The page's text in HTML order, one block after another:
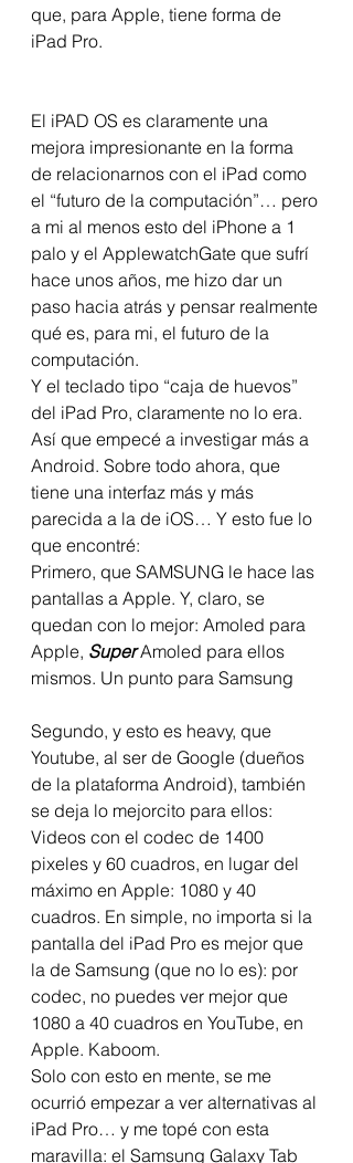
que, para Apple, tiene forma de
iPad Pro.
El iPAD OS es claramente una
mejora impresionante en la forma
de relacionarnos con el iPad como
el “futuro de la computación”… pero
a mi al menos esto del iPhone a 1
palo y el ApplewatchGate que sufrí
hace unos años, me hizo dar un
paso hacia atrás y pensar realmente
qué es, para mi, el futuro de la
computación.
Y el teclado tipo “caja de huevos”
del iPad Pro, claramente no lo era.
Así que empecé a investigar más a
Android. Sobre todo ahora, que
tiene una interfaz más y más
parecida a la de iOS… Y esto fue lo
que encontré:
Primero, que SAMSUNG le hace las
pantallas a Apple. Y, claro, se
quedan con lo mejor: Amoled para
Apple, Super Amoled para ellos
mismos. Un punto para Samsung
Segundo, y esto es heavy, que
Youtube, al ser de Google (dueños
de la plataforma Android), también
se deja lo mejorcito para ellos:
Videos con el codec de 1400
pixeles y 60 cuadros, en lugar del
máximo en Apple: 1080 y 40
cuadros. En simple, no importa si la
pantalla del iPad Pro es mejor que
la de Samsung (que no lo es): por
codec, no puedes ver mejor que
1080 a 40 cuadros en YouTube, en
Apple. Kaboom.
Solo con esto en mente, se me
ocurrió empezar a ver alternativas al
iPad Pro… y me topé con esta
maravilla: el Samsung Galaxy Tab